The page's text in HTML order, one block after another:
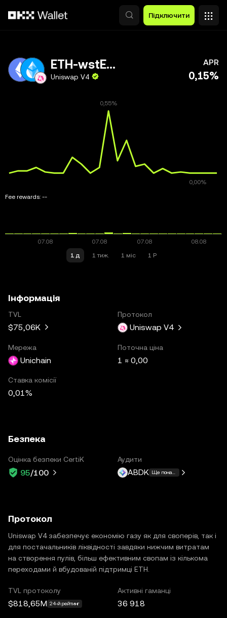
Підключити
ETH-wstETH
Uniswap V4
APR
0,15%
Fee rewards: --
1 д 1 тиж. 1 міс 1 Р
Інформація
TVL
$75,06K
Протокол
Uniswap V4
Мережа
Unichain
Поточна ціна
1 ≈ 0,00
Ставка комісії
0,01%
Безпека
Оцінка безпеки CertiK
95/100
Аудити
ABDK Ще понад 4
Протокол
Uniswap V4 забезпечує економію газу як для своперів, так і
для постачальників ліквідності завдяки нижчим витратам
на створення пулів, більш ефективним свопам із кількома
переходами й вбудованій підтримці ETH.
TVL протоколу
$818,65M 24-й рейтинг
Активні гаманці
36 918